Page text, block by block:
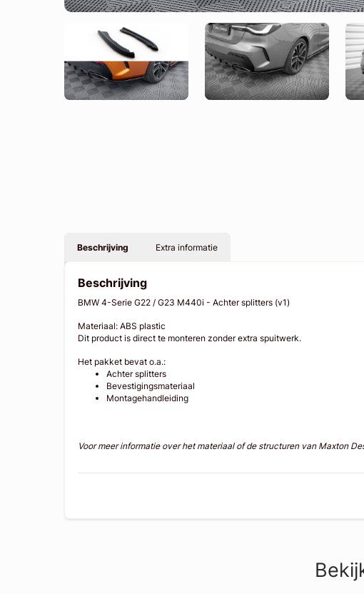
Beschrijving Extra informatie
Beschrijving
BMW 4-Serie G22 / G23 M440i - Achter splitters (v1)
Materiaal: ABS plastic
Dit product is direct te monteren zonder extra spuitwerk.
Het pakket bevat o.a.:
Achter splitters
Bevestigingsmateriaal
Montagehandleiding
Voor meer informatie over het materiaal of de structuren van Maxton